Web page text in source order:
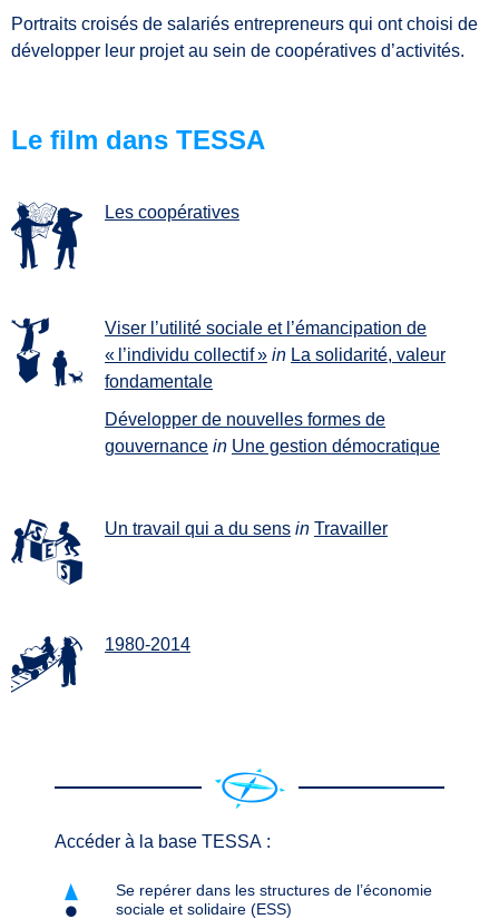
Portraits croisés de salariés entrepreneurs qui ont choisi de
développer leur projet au sein de coopératives d’activités.
Le film dans TESSA
Les coopératives
Viser l’utilité sociale et l’émancipation de
« l’individu collectif » in La solidarité, valeur
fondamentale
Développer de nouvelles formes de
gouvernance in Une gestion démocratique
Un travail qui a du sens in Travailler
1980-2014
Accéder à la base TESSA :
Se repérer dans les structures de l’économie
sociale et solidaire (ESS)